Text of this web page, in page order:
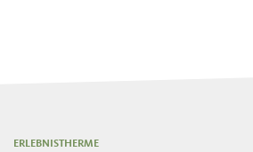
ERLEBNISTHERME